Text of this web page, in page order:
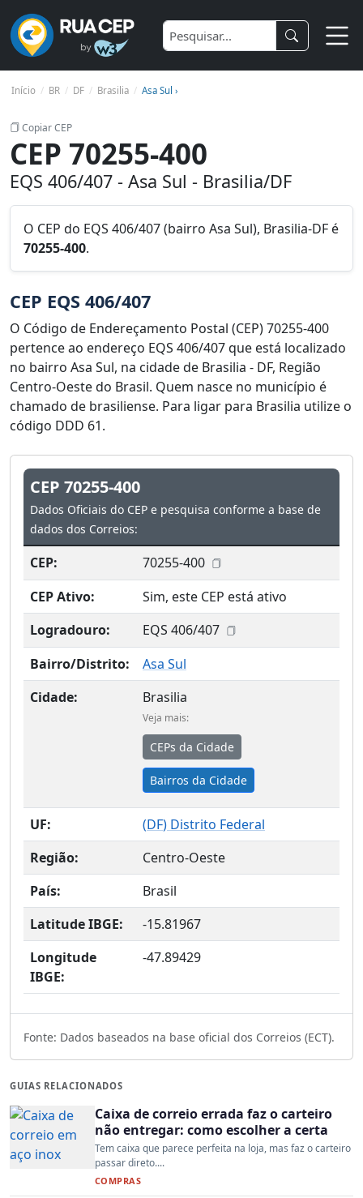
Início BR DF Brasilia Asa Sul ›
Copiar CEP
CEP 70255-400
EQS 406/407 - Asa Sul - Brasilia/DF
O CEP do EQS 406/407 (bairro Asa Sul), Brasilia-DF é
70255-400.
CEP EQS 406/407
O Código de Endereçamento Postal (CEP) 70255-400
pertence ao endereço EQS 406/407 que está localizado
no bairro Asa Sul, na cidade de Brasilia - DF, Região
Centro-Oeste do Brasil. Quem nasce no município é
chamado de brasiliense. Para ligar para Brasilia utilize o
código DDD 61.
CEP 70255-400
Dados Oficiais do CEP e pesquisa conforme a base de
dados dos Correios:
CEP:
70255-400
CEP Ativo:
Sim, este CEP está ativo
Logradouro:
EQS 406/407
Bairro/Distrito:
Asa Sul
Cidade:
Brasilia
Veja mais:
CEPs da Cidade
Bairros da Cidade
UF: (DF) Distrito Federal
Região:
Centro-Oeste
País:
Brasil
Latitude IBGE:
-15.81967
Longitude
IBGE:
-47.89429
Fonte: Dados baseados na base oficial dos Correios (ECT).
GUIAS RELACIONADOS
Caixa de correio errada faz o carteiro
não entregar: como escolher a certa
Tem caixa que parece perfeita na loja, mas faz o carteiro
passar direto....
COMPRAS